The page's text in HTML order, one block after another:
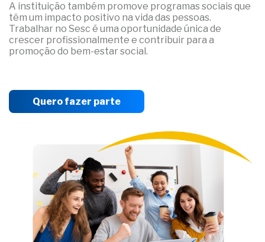
A instituição também promove programas sociais que
têm um impacto positivo na vida das pessoas.
Trabalhar no Sesc é uma oportunidade única de
crescer profissionalmente e contribuir para a
promoção do bem-estar social.
Quero fazer parte